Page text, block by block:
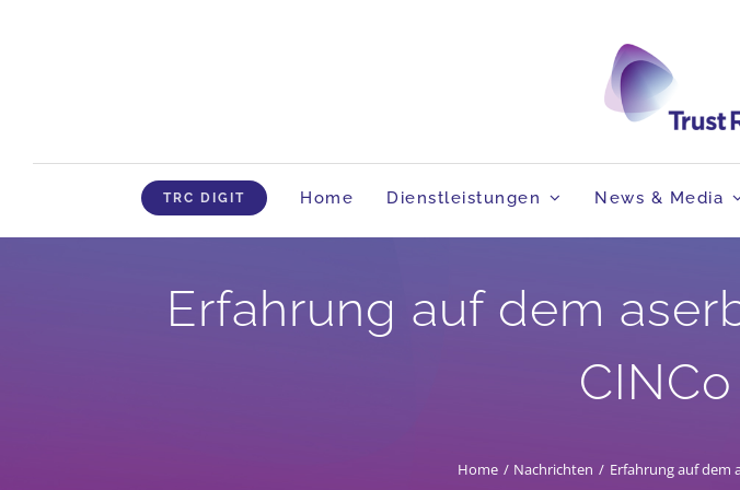
TRC DIGIT Home Dienstleistungen News & Media
Erfahrung auf dem
Home Nachrichten Erfahrung auf dem